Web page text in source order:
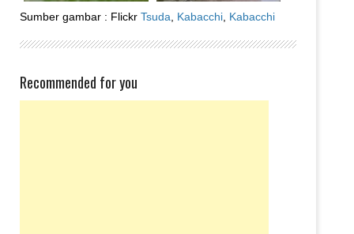
Sumber gambar : Flickr Tsuda Kabacchi Kabacchi
Recommended for you